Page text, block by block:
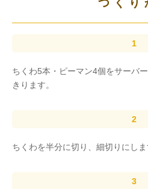
つくり
ちくわ5本・ピーマン4個をサーバ
きります。
ちくわを半分に切り、細切りにしま